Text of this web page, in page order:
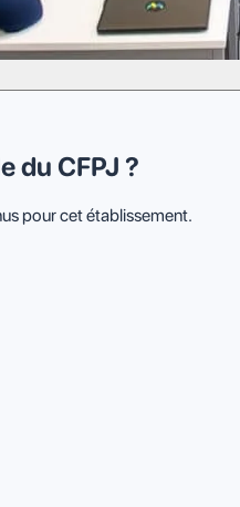
du CFPJ ?
pour cet établissement.